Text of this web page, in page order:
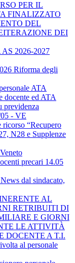
PER IL
FINALIZZATO
DEL
DEI
2026-2027
Riforma degli
ATA
docente ed ATA
previdenza
- VE
“Recupero
N28 e Supplenze
precari 14.05
dal sindacato,
AL
RETRIBUITI DI
E GIORNI
LE ATTIVITÀ
DOCENTE A T.I.
al personale